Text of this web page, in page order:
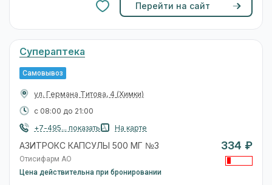
Перейти на сайт
Супераптека
Самовывоз
ул. Германа Титова, 4 (Химки)
с 08:00 до 21:00
+7-495... показать
На карте
АЗИТРОКС КАПСУЛЫ 500 МГ №3
Отисифарм АО
Цена действительна при бронировании
334 ₽